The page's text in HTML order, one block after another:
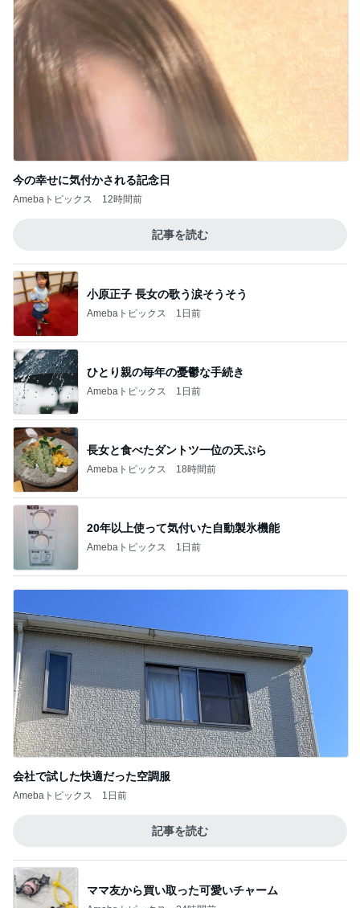
今の幸せに気付かされる記念日
Amebaトピックス 12時間前
記事を読む
小原正子 長女の歌う涙そうそう
Amebaトピックス 1日前
ひとり親の毎年の憂鬱な手続き
Amebaトピックス 1日前
長女と食べたダントツ一位の天ぷら
Amebaトピックス 18時間前
20年以上使って気付いた自動製氷機能
Amebaトピックス 1日前
会社で試した快適だった空調服
Amebaトピックス 1日前
記事を読む
ママ友から買い取った可愛いチャーム